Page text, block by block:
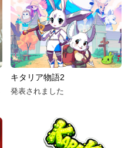
キタリア物語2
発表されました